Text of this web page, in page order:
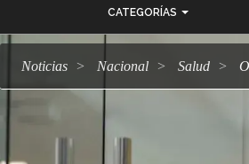
CATEGORÍAS
Noticias Nacional salud